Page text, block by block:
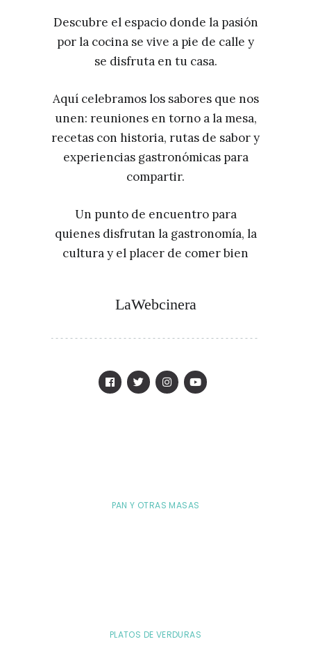
Descubre el espacio donde la pasión
por la cocina se vive a pie de calle y
se disfruta en tu casa.
Aquí celebramos los sabores que nos
unen: reuniones en torno a la mesa,
recetas con historia, rutas de sabor y
experiencias gastronómicas para
compartir.
Un punto de encuentro para
quienes disfrutan la gastronomía, la
cultura y el placer de comer bien
LaWebcinera
PAN Y OTRAS MASAS
PLATOS DE VERDURAS